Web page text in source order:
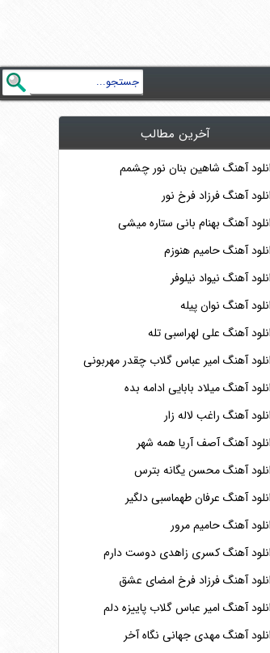
آخرین مطالب
آهنگ شاهین بنان نور چشمم
آهنگ فرزاد فرخ نور
آهنگ بهنام بانی ستاره میشی
آهنگ حامیم هنوزم
آهنگ نیواد نیلوفر
آهنگ نوان پیله
آهنگ علی لهراسبی تله
آهنگ امیر عباس گلاب چقدر مهربونی
آهنگ میلاد بابایی ادامه بده
آهنگ راغب لاله زار
آهنگ آصف آریا همه شهر
آهنگ محسن یگانه بترس
آهنگ عرفان طهماسبی دلگیر
آهنگ حامیم مرور
آهنگ کسری زاهدی دوست دارم
آهنگ فرزاد فرخ امضای عشق
آهنگ امیر عباس گلاب پاییزه دلم
آهنگ مهدی جهانی نگاه آخر